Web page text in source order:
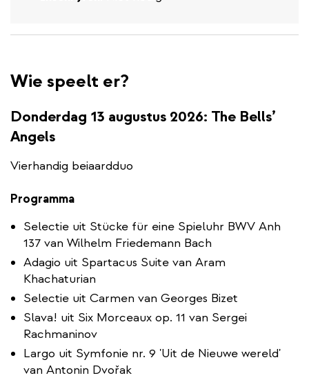
Wie speelt er?
Donderdag 13 augustus 2026: The Bells’
Angels
Vierhandig beiaardduo
Programma
Selectie uit Stücke für eine Spieluhr BWV Anh
137 van Wilhelm Friedemann Bach
Adagio uit Spartacus Suite van Aram
Khachaturian
Selectie uit Carmen van Georges Bizet
Slava! uit Six Morceaux op. 11 van Sergei
Rachmaninov
Largo uit Symfonie nr. 9 'Uit de Nieuwe wereld'
van Antonin Dvořak